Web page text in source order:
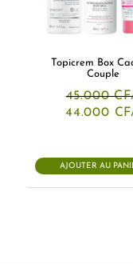
Topicrem Box
Couple
45.000
Le
45.000
44.000
AJOUTER AU